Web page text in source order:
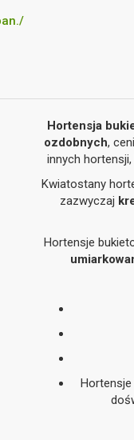
Hortensja
ozdobnych,
innych
Kwiatostany
zazwyczaj
Hortensje